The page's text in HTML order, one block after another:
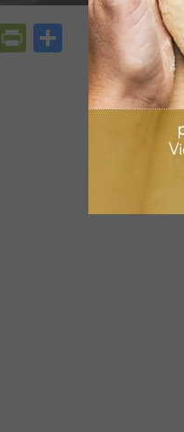
CopyPrintFriendly
Condividi